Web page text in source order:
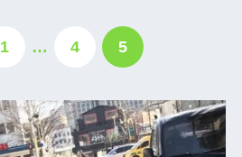
1 … 4 5